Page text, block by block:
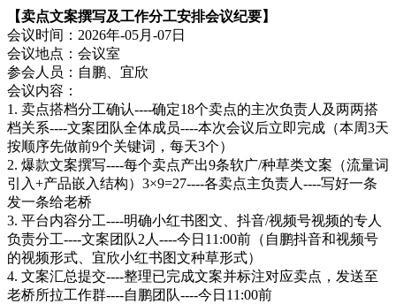
【卖点文案撰写及工作分工安排会议纪要】
会议时间：2026年-05月-07日
会议地点：会议室
参会人员：自鹏、宜欣
会议内容：
1. 卖点搭档分工确认----确定18个卖点的主次负责人及两两搭
档关系----文案团队全体成员----本次会议后立即完成（本周3天
按顺序先做前9个关键词，每天3个）
2. 爆款文案撰写----每个卖点产出9条软广/种草类文案（流量词
引入+产品嵌入结构）3×9=27----各卖点主负责人----写好一条
发一条给老桥
3. 平台内容分工----明确小红书图文、抖音/视频号视频的专人
负责分工----文案团队2人----今日11:00前（自鹏抖音和视频号
的视频形式、宜欣小红书图文种草形式）
4. 文案汇总提交----整理已完成文案并标注对应卖点，发送至
老桥所拉工作群----自鹏团队----今日11:00前